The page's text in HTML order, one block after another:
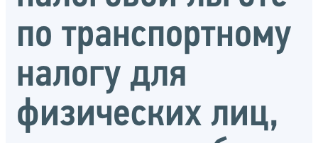
по транспортному
налогу для
физических лиц,